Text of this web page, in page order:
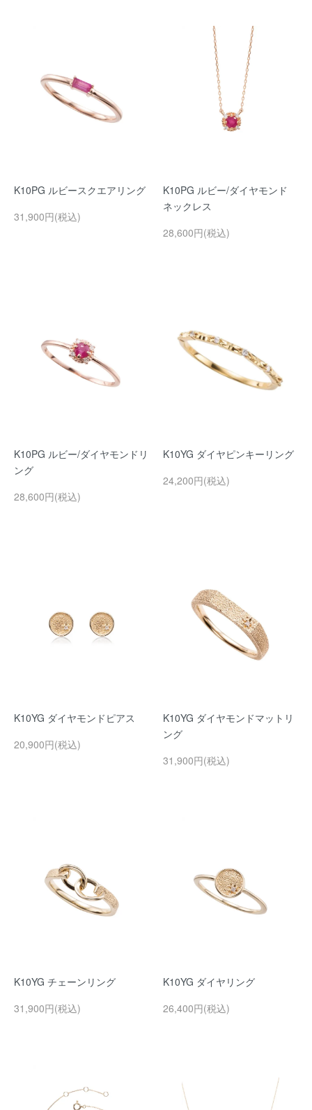
K10PG ルビースクエアリング
31,900円(税込)
K10PG ルビー/ダイヤモンド
ネックレス
28,600円(税込)
K10PG ルビー/ダイヤモンドリ
ング
28,600円(税込)
K10YG ダイヤピンキーリング
24,200円(税込)
K10YG ダイヤモンドピアス
20,900円(税込)
K10YG ダイヤモンドマットリ
ング
31,900円(税込)
K10YG チェーンリング
31,900円(税込)
K10YG ダイヤリング
26,400円(税込)